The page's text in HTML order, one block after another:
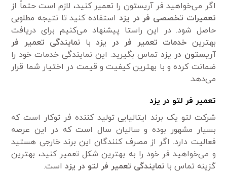
اگر می‌خواهید فر آریستون را تعمیر کنید، لازم است حتماً از
تعمیرات تخصصی فر در یزد استفاده کنید تا نتیجه مطلوبی
حاصل شود. در این راستا پیشنهاد می‌کنیم برای دریافت
بهترین خدمات تعمیر فر در یزد با نمایندگی تعمیر فر
آریستون در یزد تماس بگیرید. این نمایندگی خدمات خود را
ضمانت کرده و با بهترین کیفیت و قیمت در اختیار شما قرار
می‌دهد.
تعمیر فر لتو در یزد
شرکت لتو یک برند ایتالیایی تولید کننده فر‌ توکار است که
بسیار مشهور بوده و سالیان سال است که در این عرصه
فعالیت دارد. اگر از مصرف کنندگان این برند خارجی هستید
و می‌خواهید فر خود را به بهترین شکل تعمیر کنید، بهترین
گزینه تماس بانمایندگی تعمیر فر لتو در یزد است.